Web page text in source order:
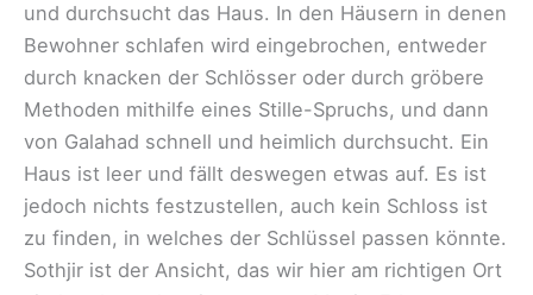
und durchsucht das Haus. In den Häusern in denen
Bewohner schlafen wird eingebrochen, entweder
durch knacken der Schlösser oder durch gröbere
Methoden mithilfe eines Stille-Spruchs, und dann
von Galahad schnell und heimlich durchsucht. Ein
Haus ist leer und fällt deswegen etwas auf. Es ist
jedoch nichts festzustellen, auch kein Schloss ist
zu finden, in welches der Schlüssel passen könnte.
Sothjir ist der Ansicht, das wir hier am richtigen Ort